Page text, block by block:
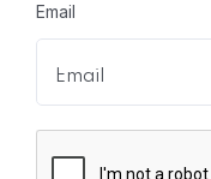
Email